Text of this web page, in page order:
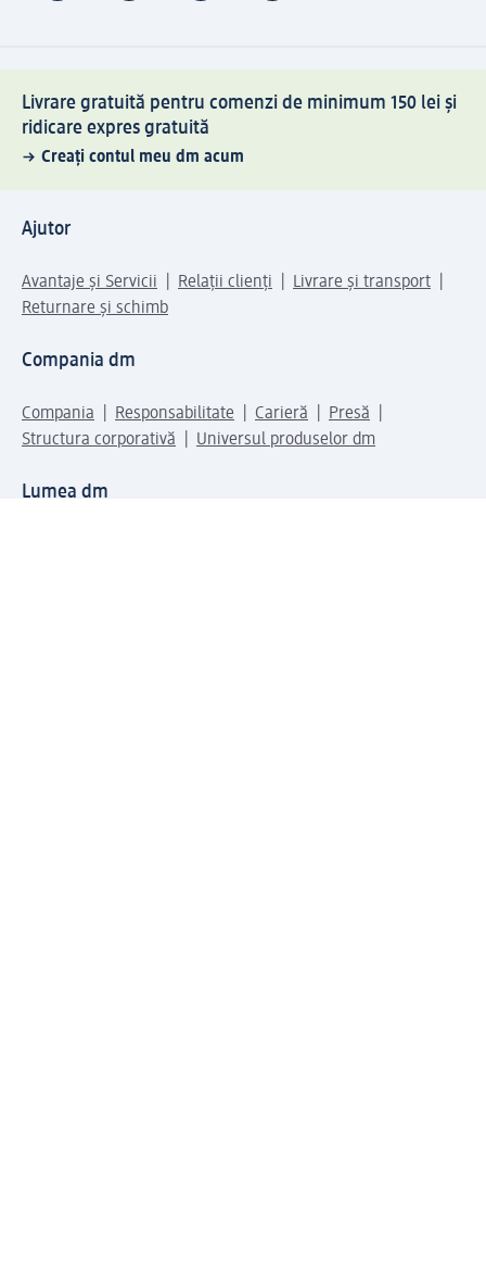
Livrare gratuită pentru comenzi de minimum 150 lei și
ridicare expres gratuită
Creați contul meu dm acum
Ajutor
Avantaje și Servicii Relații clienți
Livrare și transport
Returnare și schimb
Compania dm
Compania Responsabilitate Carieră
Presă
Structura corporativă
Universul produselor dm
Lumea dm